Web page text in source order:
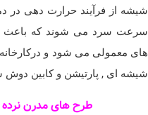
شیشه از فرآیند حرارت دهی در
سرعت سرد می شوند که باعث
های معمولی می شود و
شیشه ای , پارتیشن و کابین
طرح های مدرن